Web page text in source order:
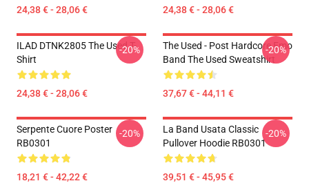
24,38 € - 28,06 € 24,38 € - 28,06 €
ILAD DTNK2805 The Used T-
Shirt
24,38 € - 28,06 €
-20%
The Used - Post Hardcore Emo
Band The Used Sweatshirt
37,67 € - 44,11 €
-20%
Serpente Cuore Poster
RB0301
18,21 € - 42,22 €
-20%
La Band Usata Classic
Pullover Hoodie RB0301
39,51 € - 45,95 €
-20%